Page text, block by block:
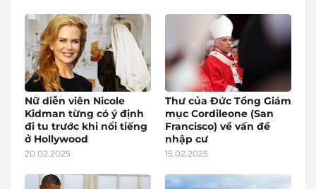
Nữ diễn viên Nicole
Kidman từng có ý định
đi tu trước khi nổi tiếng
ở Hollywood
20.02.2025
Thư của Đức Tổng Giám
mục Cordileone (San
Francisco) về vấn đề
nhập cư
15.02.2025